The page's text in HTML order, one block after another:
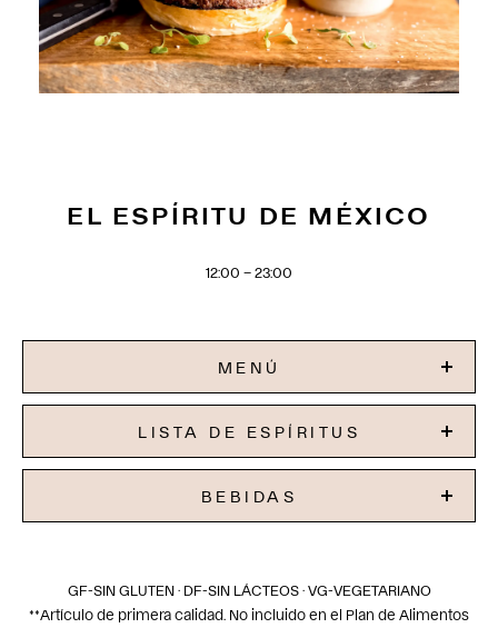
EL ESPÍRITU DE MÉXICO
12:00 – 23:00
MENÚ
LISTA DE ESPÍRITUS
BEBIDAS
GF-SIN GLUTEN · DF-SIN LÁCTEOS · VG-VEGETARIANO
**Artículo de primera calidad. No incluido en el Plan de Alimentos